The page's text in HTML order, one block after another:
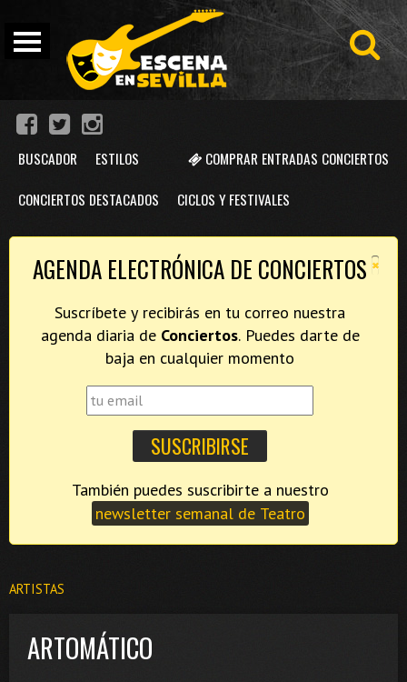
COMPRAR ENTRADAS CONCIERTOS
BUSCADOR ESTILOS
CONCIERTOS DESTACADOS CICLOS Y FESTIVALES
×
AGENDA ELECTRÓNICA DE CONCIERTOS
Suscríbete y recibirás en tu correo nuestra
agenda diaria de Conciertos. Puedes darte de
baja en cualquier momento
newsletter semanal de Teatro
ARTISTAS
ARTOMÁTICO